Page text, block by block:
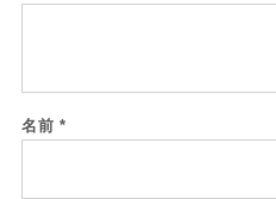
名前 *